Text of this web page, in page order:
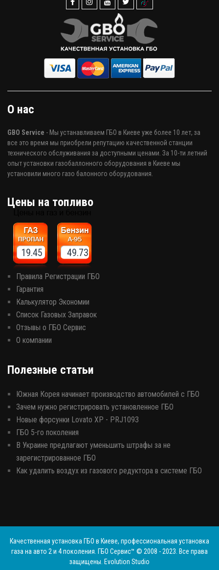
О нас
GBO Service - Мы устанавливаем ГБО в Киеве уже более 10 лет, за
все это время мы приобрели репутацию качественной станции
технического обслуживания за доступными ценами. За 10-ти летний
опыт установки газобаллонного оборудования в Киеве мы
установили много газо балонного оборудования.
Цены на топливо
19.45 49.73
Правила Регистрации ГБО
Гарантия
Калькулятор Экономии
Список Газовых Заправок
Отзывы о ГБО Сервис
О компании
Полезные статьи
Южная Корея начинает производство автомобилей с ГБО
Зачем нужно регистрировать установленное ГБО
Новые форсунки Lovato XP - PRJ1093
ГБО 5-го поколения
В Украине предлагают уменьшить штрафы за не
зарегистрированное ГБО
Как удалить воздух из газового редуктора в системе ГБО
Качественная установка ГБО в Киеве, профессиональная установка
газа на авто 2 и 4 поколения. ГБО Сервис™ © 2008 - 2023. Все права
защищены. Evolution Studio